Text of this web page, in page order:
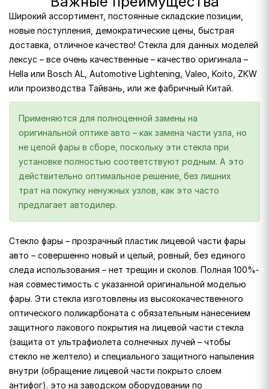
Широкий ассортимент, постоянные складские позиции,
новые поступления, демократические цены, быстрая
доставка, отличное качество! Стекла для данных моделей
лексус – все очень качественные – качество оригинала –
Hella или Bosch AL, Automotive Lightening, Valeo, Koito, ZKW
или производства Тайвань, или же фабричный Китай.
Применяются для полноценной замены на
оригинальной оптике авто – как замена части узла, но
не целой фары в сборе, поскольку эти стекла при
установке полностью соответствуют родным. А это
действительно оптимальное решение, без лишних
трат на покупку ненужных узлов, как это часто
предлагает автодилер.
Стекло фары – прозрачный пластик лицевой части фары
авто – совершенно новый и целый, ровный, без единого
следа использования – нет трещин и сколов. Полная 100%-
ная совместимость с указанной оригинальной моделью
фары. Эти стекла изготовлены из высококачественного
оптического поликарбоната с обязательным нанесением
защитного лакового покрытия на лицевой части стекла
(защита от ультрафиолета солнечных лучей – чтобы
стекло не желтело) и специального защитного напыления
внутри (обращение лицевой части покрыто слоем
антифог). это на заводском оборудовании по